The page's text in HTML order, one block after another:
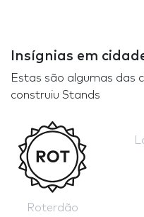
Insígnias em
Estas são algumas das
construiu Stands
Roterdão